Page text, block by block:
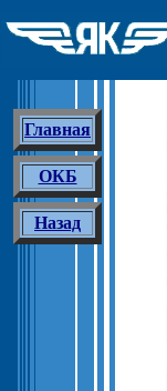
Главная
ОКБ
Назад